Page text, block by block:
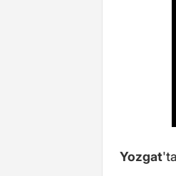
Yozgat